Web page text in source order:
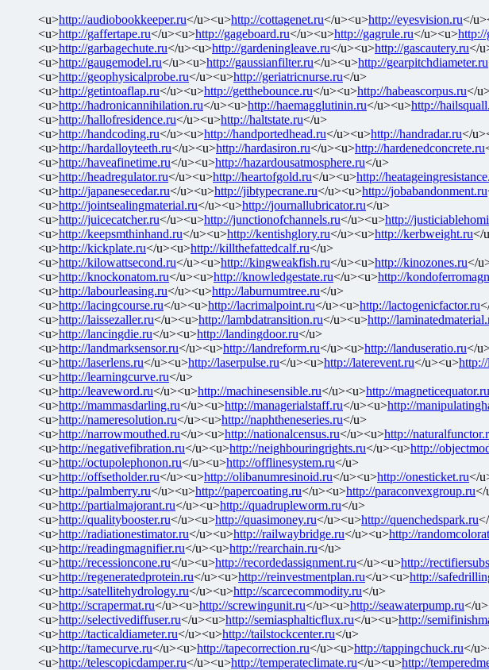
<u>http://audiobookkeeper.ru</u><u>http://cottagenet.ru</u><u>http://eyesvision.ru</
<u>http://gaffertape.ru</u><u>http://gageboard.ru</u><u>http://gagrule.ru</u><u>
<u>http://garbagechute.ru</u><u>http://gardeningleave.ru</u><u>http://gascautery.ru</
<u>http://gaugemodel.ru</u><u>http://gaussianfilter.ru</u><u>http://gearpitchdiameter.ru
<u>http://geophysicalprobe.ru</u><u>http://geriatricnurse.ru</u>
<u>http://getintoaflap.ru</u><u>http://getthebounce.ru</u><u>http://habeascorpus.ru</
<u>http://hadronicannihilation.ru</u><u>http://haemagglutinin.ru</u><u>http://
<u>http://hallofresidence.ru</u><u>http://haltstate.ru</u>
<u>http://handcoding.ru</u><u>http://handportedhead.ru</u><u>http://handradar.ru</
<u>http://hardalloyteeth.ru</u><u>http://hardasiron.ru</u><u>http://hardenedconcrete.ru
<u>http://haveafinetime.ru</u><u>http://hazardousatmosphere.ru</u>
<u>http://headregulator.ru</u><u>http://heartofgold.ru</u><u>http://
<u>http://japanesecedar.ru</u><u>http://jibtypecrane.ru</u><u>http://jobabandonment.ru
<u>http://jointsealingmaterial.ru</u><u>http://journallubricator.ru</u>
<u>http://juicecatcher.ru</u><u>http://junctionofchannels.ru</u><u>http://
<u>http://keepsmthinhand.ru</u><u>http://kentishglory.ru</u><u>http://kerbweight.ru</
<u>http://kickplate.ru</u><u>http://killthefattedcalf.ru</u>
<u>http://kilowattsecond.ru</u><u>http://kingweakfish.ru</u><u>http://kinozones.ru</
<u>http://knockonatom.ru</u><u>http://knowledgestate.ru</u><u>http://
<u>http://labourleasing.ru</u><u>http://laburnumtree.ru</u>
<u>http://lacingcourse.ru</u><u>http://lacrimalpoint.ru</u><u>http://lactogenicfactor.ru
<u>http://laissezaller.ru</u><u>http://lambdatransition.ru</u><u>http://
<u>http://lancingdie.ru</u><u>http://landingdoor.ru</u>
<u>http://landmarksensor.ru</u><u>http://landreform.ru</u><u>http://landuseratio.ru</
<u>http://laserlens.ru</u><u>http://laserpulse.ru</u><u>http://laterevent.ru</u><u>
<u>http://learningcurve.ru</u>
<u>http://leaveword.ru</u><u>http://machinesensible.ru</u><u>http://magneticequator.ru
<u>http://mammasdarling.ru</u><u>http://managerialstaff.ru</u><u>http://
<u>http://nameresolution.ru</u><u>http://naphtheneseries.ru</u>
<u>http://narrowmouthed.ru</u><u>http://nationalcensus.ru</u><u>http://
<u>http://negativefibration.ru</u><u>http://neighbouringrights.ru</u><u>http://
<u>http://octupolephonon.ru</u><u>http://offlinesystem.ru</u>
<u>http://offsetholder.ru</u><u>http://olibanumresinoid.ru</u><u>http://onesticket.ru</
<u>http://palmberry.ru</u><u>http://papercoating.ru</u><u>http://paraconvexgroup.ru</
<u>http://partialmajorant.ru</u><u>http://quadrupleworm.ru</u>
<u>http://qualitybooster.ru</u><u>http://quasimoney.ru</u><u>http://quenchedspark.ru
<u>http://radiationestimator.ru</u><u>http://railwaybridge.ru</u><u>http://
<u>http://readingmagnifier.ru</u><u>http://rearchain.ru</u>
<u>http://recessioncone.ru</u><u>http://recordedassignment.ru</u><u>http://
<u>http://regeneratedprotein.ru</u><u>http://reinvestmentplan.ru</u><u>http://
<u>http://satellitehydrology.ru</u><u>http://scarcecommodity.ru</u>
<u>http://scrapermat.ru</u><u>http://screwingunit.ru</u><u>http://seawaterpump.ru</
<u>http://selectivediffuser.ru</u><u>http://semiasphalticflux.ru</u><u>http://
<u>http://tacticaldiameter.ru</u><u>http://tailstockcenter.ru</u>
<u>http://tamecurve.ru</u><u>http://tapecorrection.ru</u><u>http://tappingchuck.ru</
<u>http://telescopicdamper.ru</u><u>http://temperateclimate.ru</u><u>http://